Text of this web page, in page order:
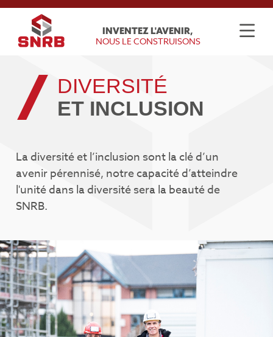
INVENTEZ L'AVENIR,
NOUS LE CONSTRUISONS
DIVERSITÉ
ET INCLUSION
La diversité et l’inclusion sont la clé d’un
avenir pérennisé, notre capacité d’atteindre
l'unité dans la diversité sera la beauté de
SNRB.